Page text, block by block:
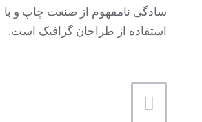
سادگی نامفهوم از صنعت چاپ و با
استفاده از طراحان گرافیک است.